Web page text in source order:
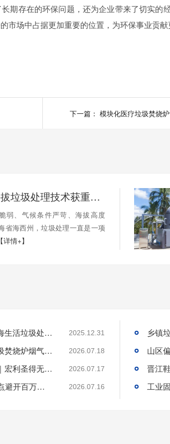
期存在的环保问题，还为企业带来了切实的
市场中占据更加重要的位置，为环保事业贡献
下一篇：
国内高海拔垃圾处理技术获重大突破，青海生活垃圾处理项目树行业新标杆
弱、气候条件严苛、海拔高度
省海西州，垃圾处理一直是一项
【详情+】
国内高海拔垃圾处理技术获重大突破，青海生活垃圾处理项目树行业新标杆 2025.12.31
工业固废焚烧炉厂家｜一站式出口工业垃圾焚烧炉烟气检测环保达标 2026.07.18
环保达标宠物火化炉使用方法与维护技巧｜宏利圣得无害化火化设备科普 2026.07.17
选工业垃圾焚烧炉别只看低价!3 个核心要点避开百万损失 2026.07.16 工业